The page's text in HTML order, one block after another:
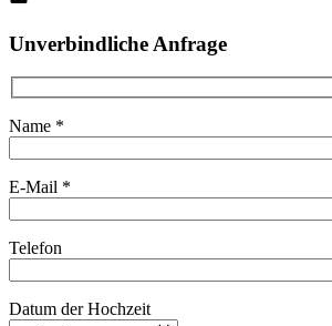
Unverbindliche Anfrage
Name *
E-Mail *
Telefon
Datum der Hochzeit